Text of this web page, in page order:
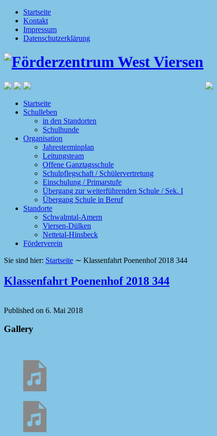
Startseite
Kontakt
Impressum
Datenschutzerklärung
Startseite
Schulleben
in den Standorten
Schulhunde
Organisation
Jahresterminplan
Leitungsteam
Offene Ganztagsschule
Schulpflegschaft / Schülervertretung
Einschulung / Primarstufe
Übergang zur weiterführenden Schule / Sek. I
Übergang Schule in Beruf
Standorte
Schwalmtal-Amern
Viersen-Dülken
Nettetal-Hinsbeck
Förderverein
Sie sind hier: Startseite ∼ Klassenfahrt Poenenhof 2018 344
Klassenfahrt Poenenhof 2018 344
Published on 6. Mai 2018
Gallery